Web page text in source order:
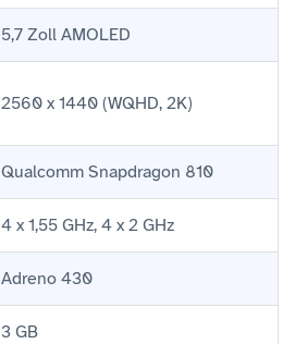
5,7 Zoll AMOLED
2560 x 1440 (WQHD, 2K)
Qualcomm Snapdragon 810
4 x 1,55 GHz, 4 x 2 GHz
Adreno 430
3 GB